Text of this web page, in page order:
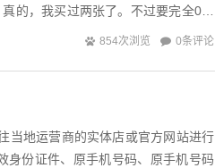
的，我买过两张了。不过要完全0月
854次浏览 0条评论
当地运营商的实体店或官方网站进行
身份证件、原手机号码、原手机号码